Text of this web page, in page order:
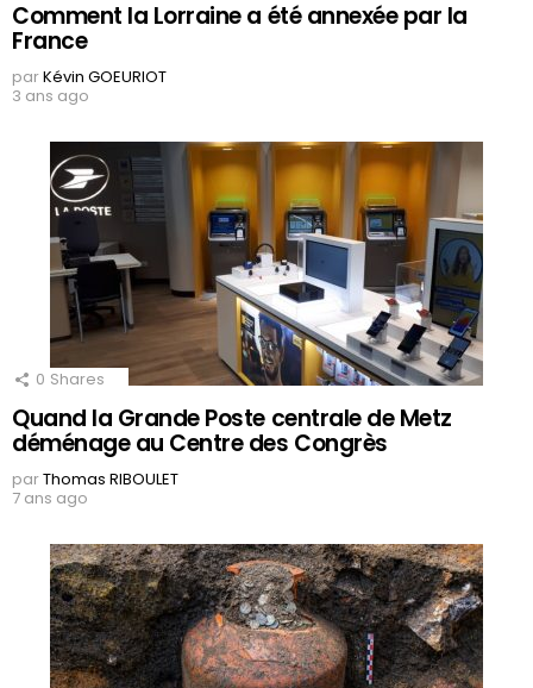
Comment la Lorraine a été annexée par la
France
parKévin GOEURIOT
3 ans ago
0 Shares
Quand la Grande Poste centrale de Metz
déménage au Centre des Congrès
parThomas RIBOULET
7 ans ago